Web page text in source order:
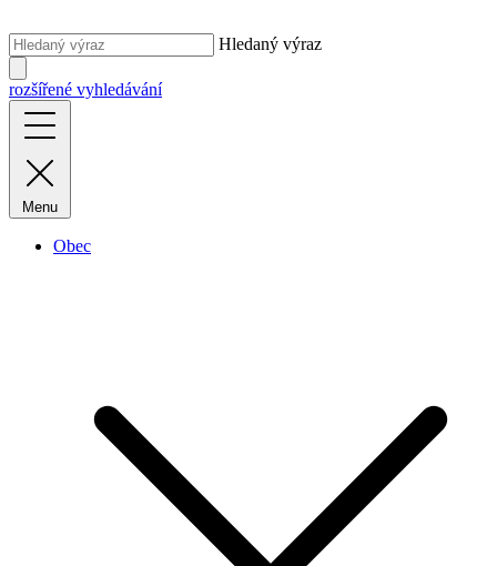
Hledaný výraz
rozšířené vyhledávání
Menu
Obec